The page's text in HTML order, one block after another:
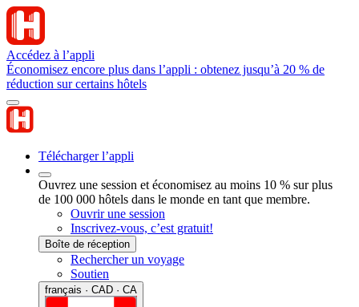
Accédez à l’appli
Économisez encore plus dans l’appli : obtenez jusqu’à 20 % de
réduction sur certains hôtels
Télécharger l’appli
Ouvrez une session et économisez au moins 10 % sur plus
de 100 000 hôtels dans le monde en tant que membre.
Ouvrir une session
Inscrivez-vous, c’est gratuit!
Boîte de réception
Rechercher un voyage
Soutien
français · CAD · CA